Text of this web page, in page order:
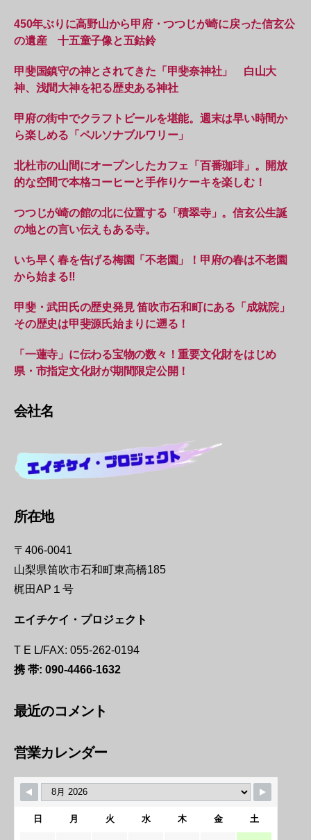
450年ぶりに高野山から甲府・つつじが崎に戻った信玄公
の遺産 十五童子像と五鈷鈴
甲斐国鎮守の神とされてきた「甲斐奈神社」 白山大
神、浅間大神を祀る歴史ある神社
甲府の街中でクラフトビールを堪能。週末は早い時間か
ら楽しめる「ペルソナブルワリー」
北杜市の山間にオープンしたカフェ「百番珈琲」。開放
的な空間で本格コーヒーと手作りケーキを楽しむ！
つつじが崎の館の北に位置する「積翠寺」。信玄公生誕
の地との言い伝えもある寺。
いち早く春を告げる梅園「不老園」！甲府の春は不老園
から始まる‼︎
甲斐・武田氏の歴史発見 笛吹市石和町にある「成就院」
その歴史は甲斐源氏始まりに遡る！
「一蓮寺」に伝わる宝物の数々！重要文化財をはじめ
県・市指定文化財が期間限定公開！
会社名
所在地
〒406-0041
山梨県笛吹市石和町東高橋185
梶田AP１号
エイチケイ・プロジェクト
T E L/FAX: 055-262-0194
携 帯: 090-4466-1632
最近のコメント
営業カレンダー
日 月 火 水 木 金 土